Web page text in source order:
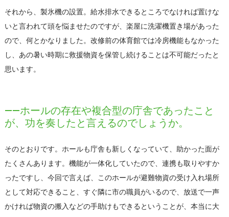
それから、製氷機の設置。給水排水できるところでなければ置けな
いと言われて頭を悩ませたのですが、楽屋に洗濯機置き場があった
ので、何とかなりました。改修前の体育館では冷房機能もなかった
し、あの暑い時期に救援物資を保管し続けることは不可能だったと
思います。
――ホールの存在や複合型の庁舎であったこと
が、功を奏したと言えるのでしょうか。
そのとおりです。ホールも庁舎も新しくなっていて、助かった面が
たくさんあります。機能が一体化していたので、連携も取りやすか
ったですし、今回で言えば、このホールが避難物資の受け入れ場所
として対応できること、すぐ隣に市の職員がいるので、放送で一声
かければ物資の搬入などの手助けもできるということが、本当に大